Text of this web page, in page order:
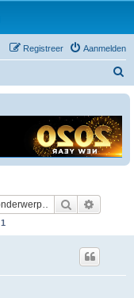
Aanmelden
Registreer
Zoek
1